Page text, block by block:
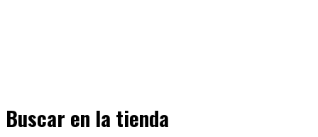
Buscar en la tienda